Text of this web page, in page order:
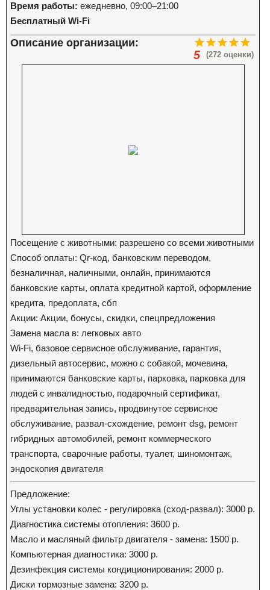
Время работы: ежедневно, 09:00–21:00
Бесплатный Wi-Fi
(272 оценки)
5
Описание организации:
Посещение с животными: разрешено со всеми животными
Способ оплаты: Qr-код, банковским переводом,
безналичная, наличными, онлайн, принимаются
банковские карты, оплата кредитной картой, оформление
кредита, предоплата, сбп
Акции: Акции, бонусы, скидки, спецпредложения
Замена масла в: легковых авто
Wi-Fi, базовое сервисное обслуживание, гарантия,
дизельный автосервис, можно с собакой, мочевина,
принимаются банковские карты, парковка, парковка для
людей с инвалидностью, подарочный сертификат,
предварительная запись, продвинутое сервисное
обслуживание, развал-схождение, ремонт dsg, ремонт
гибридных автомобилей, ремонт коммерческого
транспорта, сварочные работы, туалет, шиномонтаж,
эндоскопия двигателя
Предложение:
Углы установки колес - регулировка (сход-развал): 3000 р.
Диагностика системы отопления: 3600 р.
Масло и масляный фильтр двигателя - замена: 1500 р.
Компьютерная диагностика: 3000 р.
Дезинфекция системы кондиционирования: 2000 р.
Диски тормозные замена: 3200 р.